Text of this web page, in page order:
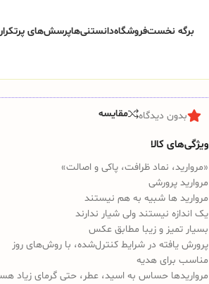
برگه نخستفروشگاهدانستنی‌هاپرسش‌های
بدون دیدگاه مقایسه
ویژگی‌های کالا
«مروارید، نماد ظرافت، پاکی و اصالت»
مروارید پرورشی
مروارید ها شبیه به هم نیستند
یک اندازه نیستند ولی شیار ندارند
بسیار تمیز و زیبا مطابق عکس
پرورش یافته در شرایط کنترل‌شده، با روش‌های روز
مناسب برای هدیه
مرواریدها حساس به اسید، عطر، حتی گرمای زیاد